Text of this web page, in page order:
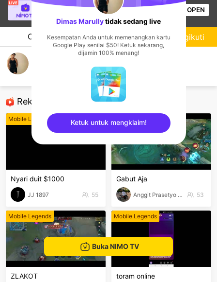
[LIN] Oánh Be
sedang siaran langsung!
Penonton OPEN
Chat Streamer
Dimas Marully's Live Channel
Rekomendasi
Mobile Legends
Nyari duit $1000
JJ 1897 55
Mobile Legends
Gabut Aja
Anggit Prasetyo Bayu 53
Mobile Legends
ZLAKOT
Mobile Legends
toram online
Mengikuti
Buka NIMO TV
Dimas Marullytidak sedang live
Kesempatan Anda untuk memenangkan kartu
Google Play senilai $50! Ketuk sekarang,
dijamin 100% menang!
Ketuk untuk mengklaim!